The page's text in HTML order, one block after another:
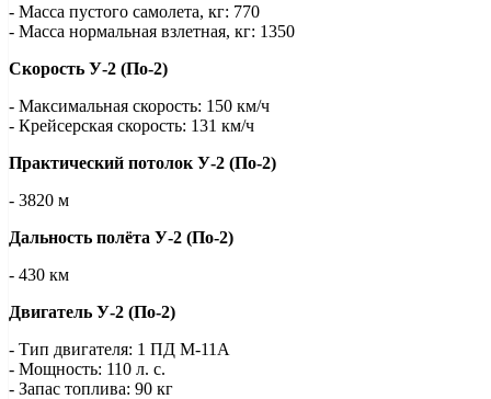
- Масса пустого самолета, кг: 770
- Масса нормальная взлетная, кг: 1350
Скорость У-2 (По-2)
- Максимальная скорость: 150 км/ч
- Крейсерская скорость: 131 км/ч
Практический потолок У-2 (По-2)
- 3820 м
Дальность полёта У-2 (По-2)
- 430 км
Двигатель У-2 (По-2)
- Тип двигателя: 1 ПД М-11А
- Мощность: 110 л. с.
- Запас топлива: 90 кг